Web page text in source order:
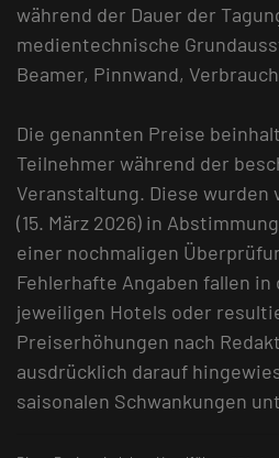
während der Dauer der
medientechnische
Beamer, Pinnwand,
Die genannten Preise
Teilnehmer während der
Veranstaltung. Diese wurden
(15. März 2026) in
einer nochmaligen
Fehlerhafte Angaben fallen
jeweiligen Hotels oder
Preiserhöhungen nach
ausdrücklich darauf
saisonalen Schwankungen